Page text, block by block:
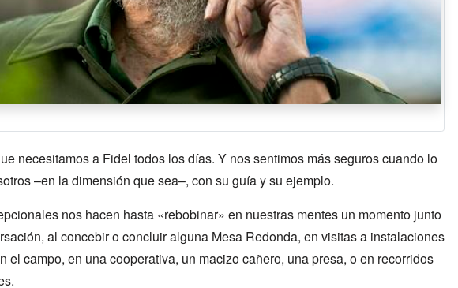
necesitamos a Fidel todos los días. Y nos sentimos más seguros cuando lo
–en la dimensión que sea–, con su guía y su ejemplo.
nos hacen hasta «rebobinar» en nuestras mentes un momento junto
al concebir o concluir alguna Mesa Redonda, en visitas a instalaciones
el campo, en una cooperativa, un macizo cañero, una presa, o en recorridos